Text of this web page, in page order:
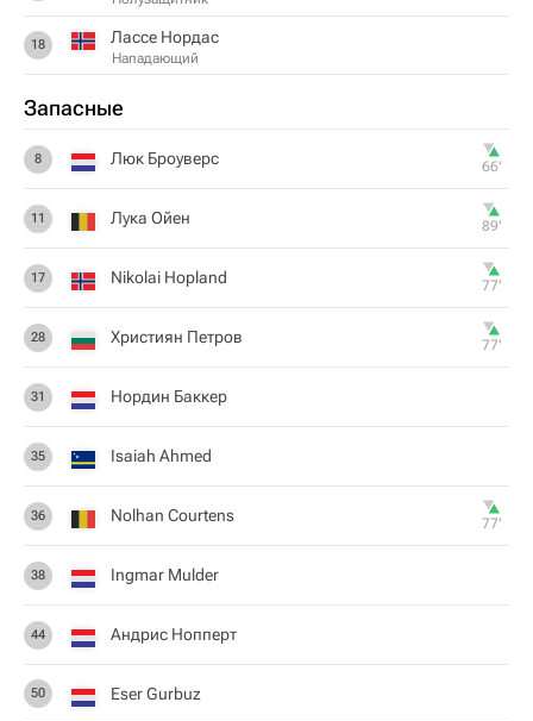
18 Лассе Нордас
Нападающий
Запасные
8 Люк Броуверс 66‎’‎
11 Лука Ойен 89‎’‎
17 Nikolai Hopland 77‎’‎
28 Християн Петров 77‎’‎
31 Нордин Баккер
35 Isaiah Ahmed
36 Nolhan Courtens 77‎’‎
38 Ingmar Mulder
44 Андрис Нопперт
50 Eser Gurbuz